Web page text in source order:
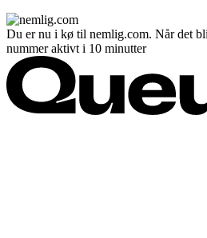
Du er nu i kø til nemlig.com. Når det
nummer aktivt i 10 minutter